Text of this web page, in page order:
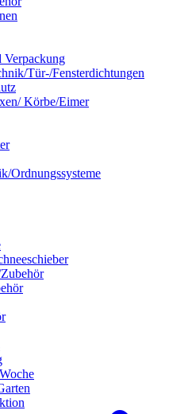
Verpackung
Tür-/Fensterdichtungen
Körbe/Eimer
Ordnungssysteme